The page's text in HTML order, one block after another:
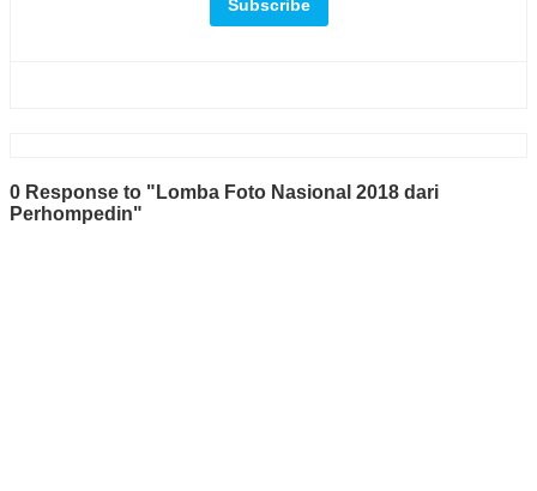
0 Response to "Lomba Foto Nasional 2018 dari
Perhompedin"